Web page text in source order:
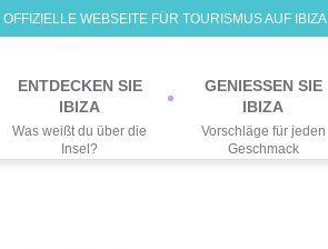
OFFIZIELLE WEBSEITE FÜR TOURISMUS AUF IBIZA
ENTDECKEN SIE
IBIZA
Was weißt du über die
Insel?
GENIESSEN SIE
IBIZA
Vorschläge für jeden
Geschmack